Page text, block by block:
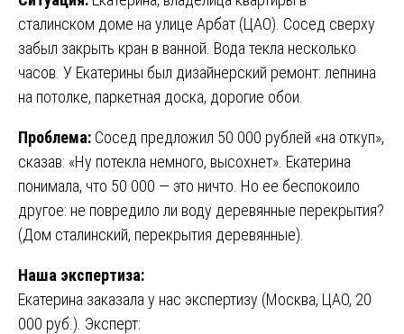
сталинском доме на улице Арбат (ЦАО). Сосед сверху
забыл закрыть кран в ванной. Вода текла несколько
часов. У Екатерины был дизайнерский ремонт: лепнина
на потолке, паркетная доска, дорогие обои.
Проблема: Сосед предложил 50 000 рублей «на откуп»,
сказав: «Ну потекла немного, высохнет». Екатерина
понимала, что 50 000 — это ничто. Но ее беспокоило
другое: не повредило ли воду деревянные перекрытия?
(Дом сталинский, перекрытия деревянные).
Наша экспертиза:
Екатерина заказала у нас экспертизу (Москва, ЦАО, 20
000 руб.). Эксперт: